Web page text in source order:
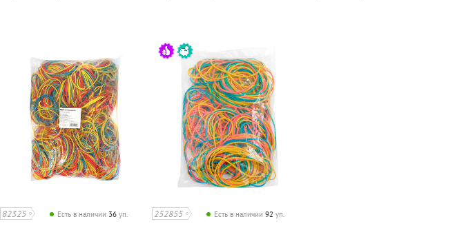
82325 Есть в наличии 36 уп. 252855 Есть в наличии 92 уп.